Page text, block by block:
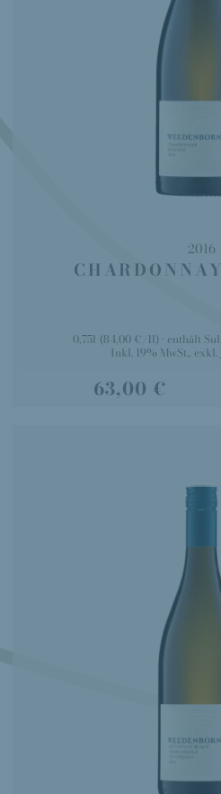
2016
0,75l (84,00 €/1l) enthält
63,00 €
Inkl. 19% MwSt., exkl.